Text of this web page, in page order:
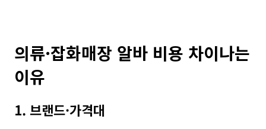
의류·잡화매장 알바 비용 차이나는
이유
1. 브랜드·가격대